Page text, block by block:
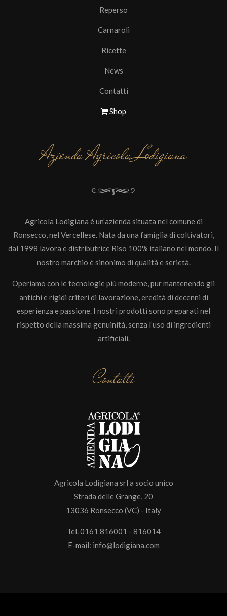
Reperso
Carnaroli
Ricette
News
Contatti
Shop
Azienda Agricola Lodigiana
Agricola Lodigiana è un’azienda situata nel comune di
Ronsecco, nel Vercellese. Nata da una famiglia di coltivatori,
dal 1998 lavora e distributrice Riso 100% italiano nel mondo. Il
nostro marchio è sinonimo di qualità e serietà.
Operiamo con le tecnologie più moderne, pur mantenendo gli
antichi e rigidi criteri di lavorazione, eredità di decenni di
esperienza e passione. I nostri prodotti sono preparati nel
rispetto della massima genuinità, senza l’uso di ingredienti
artificiali.
Contatti
Agricola Lodigiana srl a socio unico
Strada delle Grange, 20
13036 Ronsecco (VC) - Italy
Tel. 0161 816001 - 816014
E-mail: info@lodigiana.com